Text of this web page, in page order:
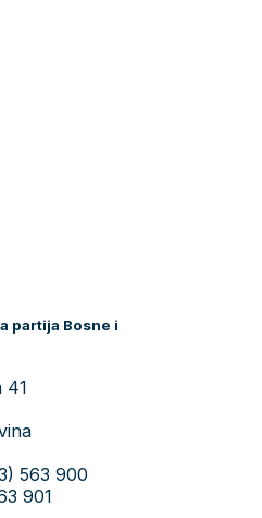
partija Bosne i
41
563 900
901